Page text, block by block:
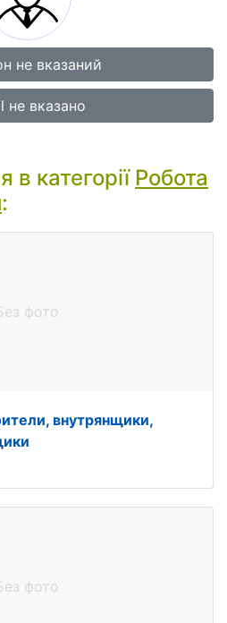
не вказаний
не вказано
в категорії Робота
:
фото
внутрянщики,
фото